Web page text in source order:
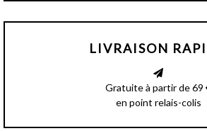
LIVRAISON
Gratuite à partir de 69
en point relais-colis